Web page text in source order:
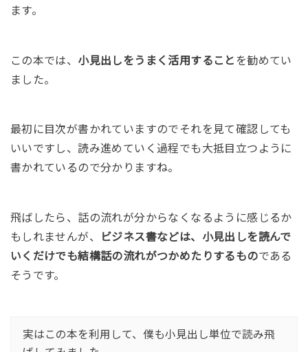
ます。
この本では、 小見出しをうまく活用すること を勧めてい
ました。
最初に目次が書かれていますのでそれを見て確認しても
いいですし、読み進めていく過程でも大抵目立つように
書かれているので分かりますね。
飛ばしたら、話の流れが分からなくなるように感じるか
もしれませんが、
ビジネス書などは、小見出しを読んで
いくだけでも結構話の流れがつかめたりするものである
そうです。
実はこの本を利用して、僕も小見出し単位で読み飛